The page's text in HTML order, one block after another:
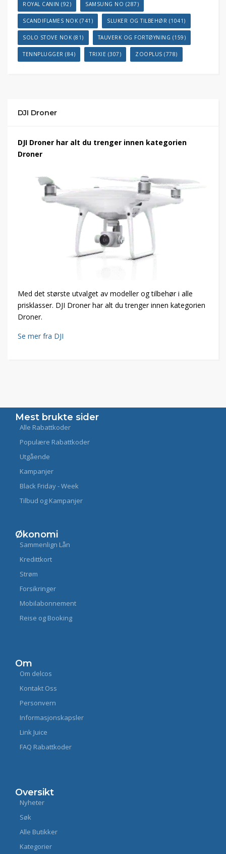
ROYAL CANIN (92) SAMSUNG NO (287)
SCANDIFLAMES NOK (741) SLUKER OG TILBEHØR (1041)
SOLO STOVE NOK (81) TAUVERK OG FORTØYNING (159)
TENNPLUGGER (84) TRIXIE (307) ZOOPLUS (778)
DJI Droner
DJI Droner har alt du trenger innen kategorien
Droner
Med det største utvalget av modeller og tilbehør i alle
prisklasser. DJI Droner har alt du trenger innen kategorien
Droner.
Se mer fra DJI
Mest brukte sider
Alle Rabattkoder
Populære Rabattkoder
Utgående
Kampanjer
Black Friday - Week
Tilbud og Kampanjer
Økonomi
Sammenlign Lån
Kredittkort
Strøm
Forsikringer
Mobilabonnement
Reise og Booking
Om
Om delcos
Kontakt Oss
Personvern
Informasjonskapsler
Link Juice
FAQ Rabattkoder
Oversikt
Nyheter
Søk
Alle Butikker
Kategorier